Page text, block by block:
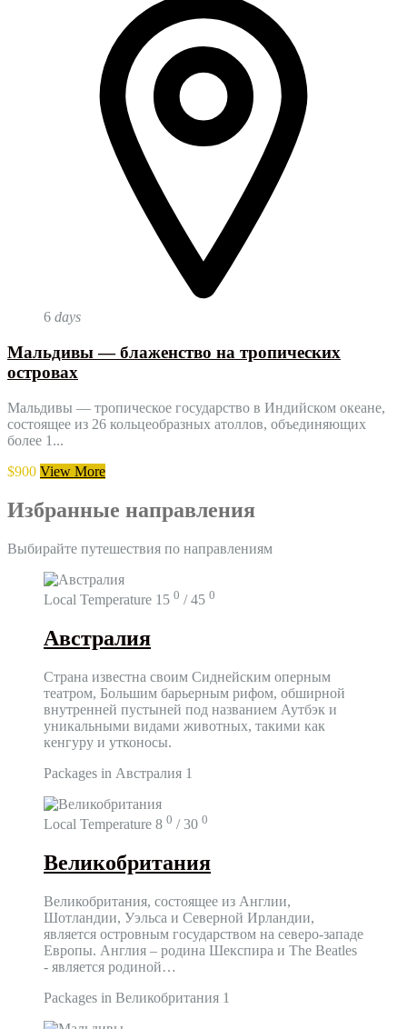
6 days
Мальдивы — блаженство на тропических
островах
Мальдивы — тропическое государство в Индийском океане,
состоящее из 26 кольцеобразных атоллов, объединяющих
более 1...
$900 View More
Избранные направления
Выбирайте путешествия по направлениям
Local Temperature 15 0 / 45 0
Австралия
Страна известна своим Сиднейским оперным
театром, Большим барьерным рифом, обширной
внутренней пустыней под названием Аутбэк и
уникальными видами животных, такими как
кенгуру и утконосы.
Packages in Австралия 1
Local Temperature 8 0 / 30 0
Великобритания
Великобритания, состоящее из Англии,
Шотландии, Уэльса и Северной Ирландии,
является островным государством на северо-западе
Европы. Англия – родина Шекспира и The Beatles
- является родиной…
Packages in Великобритания 1